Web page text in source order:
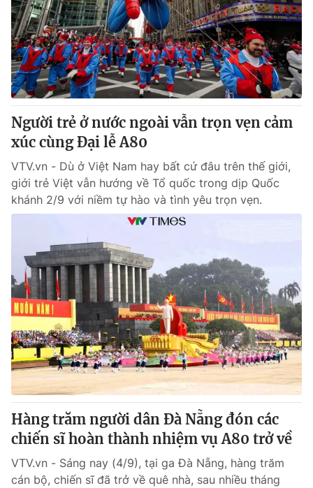
Thị trường 24h Tấm lòng Việt
VTV4 Vươn mình bằng AI
VTV9 VTV8
Liên hệ tòa soạn
Theo dõi báo trên
Cơ quan chủ quản: Đài Truyền hình Việt Nam
Cơ quan báo chí:Thời báo VTV
Giấy phép hoạt động báo in và báo điện tử số 483/GP-BTTTT
cấp ngày 29/12/2023
Tổng Biên tập:
Vũ Thanh Thủy
Phó Tổng Biên tập:Nguyễn Thị Mỹ Hạnh, Phạm Quốc Thắng,
Nguyễn Trọng Ninh
Tổng đài VTV:024.38 355 931 - 024.38 355 932
Ðiện thoại Thời báo VTV: 024.66 897 897
Email: toasoan@vtv.vn
Người trẻ ở nước ngoài vẫn trọn vẹn cảm
xúc cùng Đại lễ A80
VTV.vn - Dù ở Việt Nam hay bất cứ đâu trên thế giới,
giới trẻ Việt vẫn hướng về Tổ quốc trong dịp Quốc
khánh 2/9 với niềm tự hào và tình yêu trọn vẹn.
Hàng trăm người dân Đà Nẵng đón các
chiến sĩ hoàn thành nhiệm vụ A80 trở về
VTV.vn - Sáng nay (4/9), tại ga Đà Nẵng, hàng trăm
cán bộ, chiến sĩ đã trở về quê nhà, sau nhiều tháng